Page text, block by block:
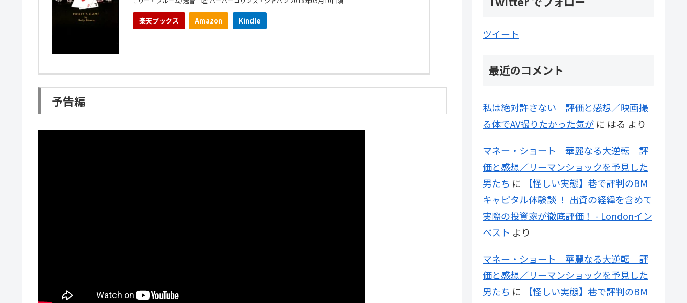
楽天ブックス Amazon Kindle
予告編
ツイート
最近のコメント
私は絶対許さない 評価と感想／映画撮
る体でAV撮りたかった気が に はる より
マネー・ショート 華麗なる大逆転 評
価と感想／リーマンショックを予見した
男たち に
【怪しい実態】巷で評判のBM
キャピタル体験談 ！ 出資の経緯を含めて
実際の投資家が徹底評価！ - Londonイン
ベスト より
マネー・ショート 華麗なる大逆転 評
価と感想／リーマンショックを予見した
男たち に
【怪しい実態】巷で評判のBM